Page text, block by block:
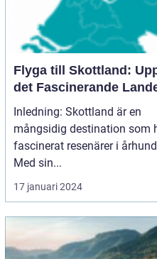
Flyga till Skottland:
det Fascinerande
Inledning: Skottland är en
mångsidig destination som
fascinerat resenärer i
Med sin...
17 januari 2024